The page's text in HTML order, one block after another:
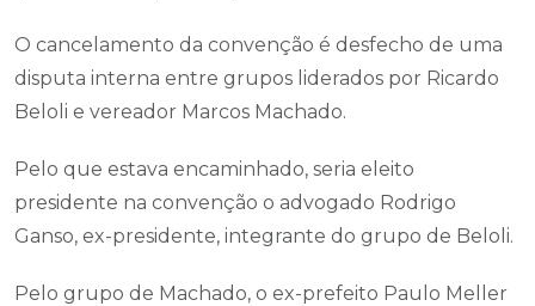
O cancelamento da convenção é desfecho de uma
disputa interna entre grupos liderados por Ricardo
Beloli e vereador Marcos Machado.
Pelo que estava encaminhado, seria eleito
presidente na convenção o advogado Rodrigo
Ganso, ex-presidente, integrante do grupo de Beloli.
Pelo grupo de Machado, o ex-prefeito Paulo Meller